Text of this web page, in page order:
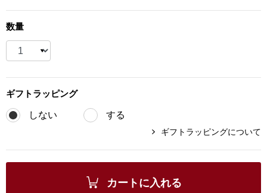
BOGARD 最新号はこちら
ランド
アンダーウェア
バッグ
数量
ギフト ラッピング
しない する
ギフトラッピングについて
カートに入れる